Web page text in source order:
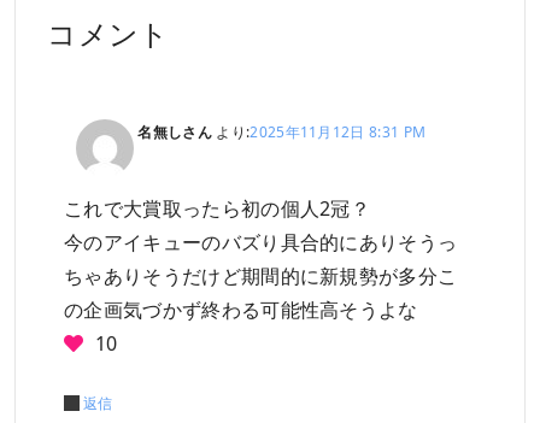
コメント
名無しさん より:2025年11月12日 8:31 PM
これで大賞取ったら初の個人2冠？
今のアイキューのバズり具合的にありそうっ
ちゃありそうだけど期間的に新規勢が多分こ
の企画気づかず終わる可能性高そうよな
10
返信